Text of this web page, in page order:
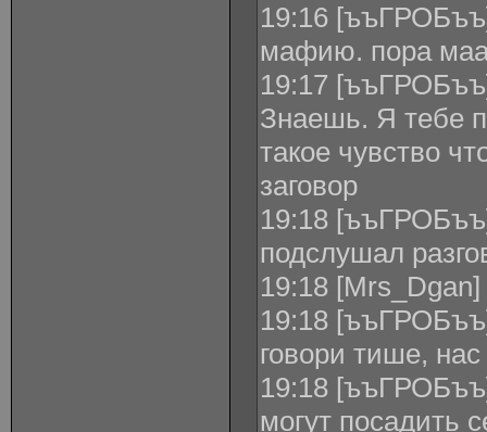
19:16
мафию. пора
19:17
Знаешь. Я тебе
такое чувство
заговор
19:18
подслушал
19:18
19:18
говори тише,
19:18
могут посадить